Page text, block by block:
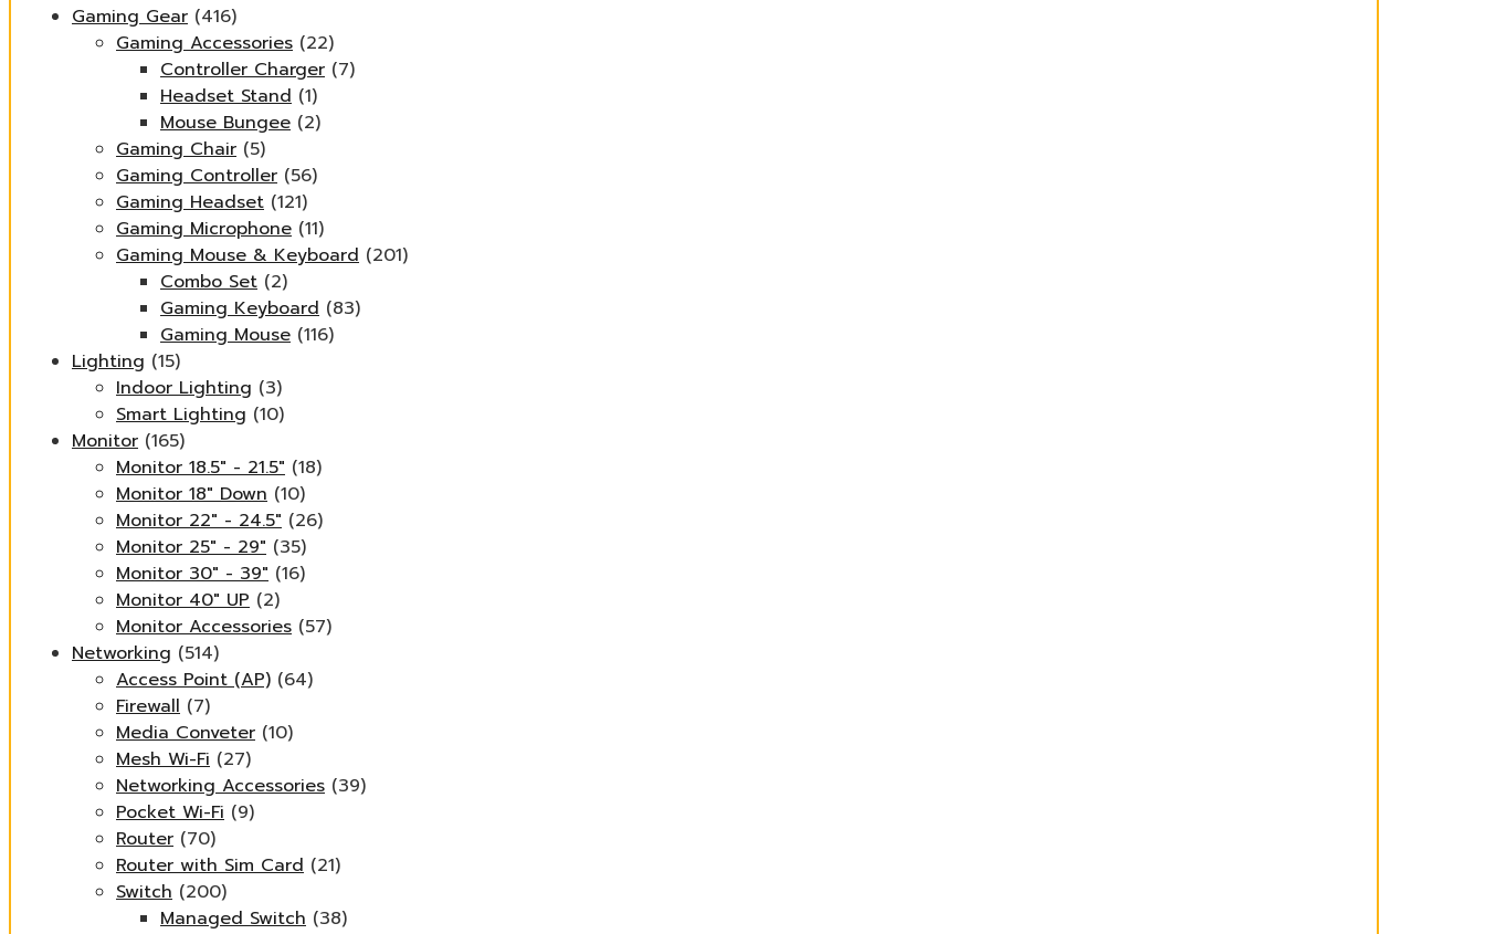
Gaming Gear (416)
Gaming Accessories (22)
Controller Charger (7)
Headset Stand (1)
Mouse Bungee (2)
Gaming Chair (5)
Gaming Controller (56)
Gaming Headset (121)
Gaming Microphone (11)
Gaming Mouse & Keyboard (201)
Combo Set (2)
Gaming Keyboard (83)
Gaming Mouse (116)
Lighting (15)
Indoor Lighting (3)
Smart Lighting (10)
Monitor (165)
Monitor 18.5" - 21.5" (18)
Monitor 18" Down (10)
Monitor 22" - 24.5" (26)
Monitor 25" - 29" (35)
Monitor 30" - 39" (16)
Monitor 40" UP (2)
Monitor Accessories (57)
Networking (514)
Access Point (AP) (64)
Firewall (7)
Media Conveter (10)
Mesh Wi-Fi (27)
Networking Accessories (39)
Pocket Wi-Fi (9)
Router (70)
Router with Sim Card (21)
Switch (200)
Managed Switch (38)